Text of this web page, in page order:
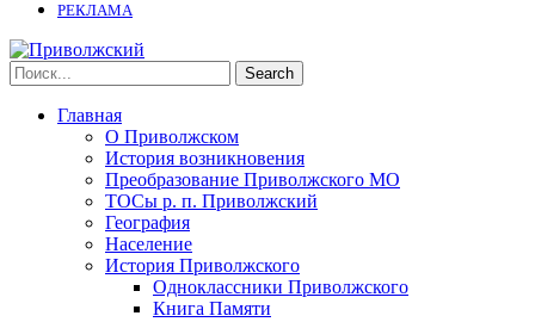
РЕКЛАМА
Главная
О Приволжском
История возникновения
Преобразование Приволжского МО
ТОСы р. п. Приволжский
География
Население
История Приволжского
Одноклассники Приволжского
Книга Памяти